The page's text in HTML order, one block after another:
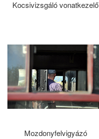
Kocsivizsgáló vonatkezelő
Mozdonyfelvigyázó